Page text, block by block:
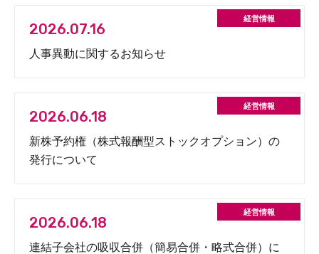
2026.07.16
人事異動に関するお知らせ
2026.06.18
新株予約権（株式報酬型ストックオプション）の
発行について
2026.06.18
連結子会社の吸収合併（簡易合併・略式合併）に